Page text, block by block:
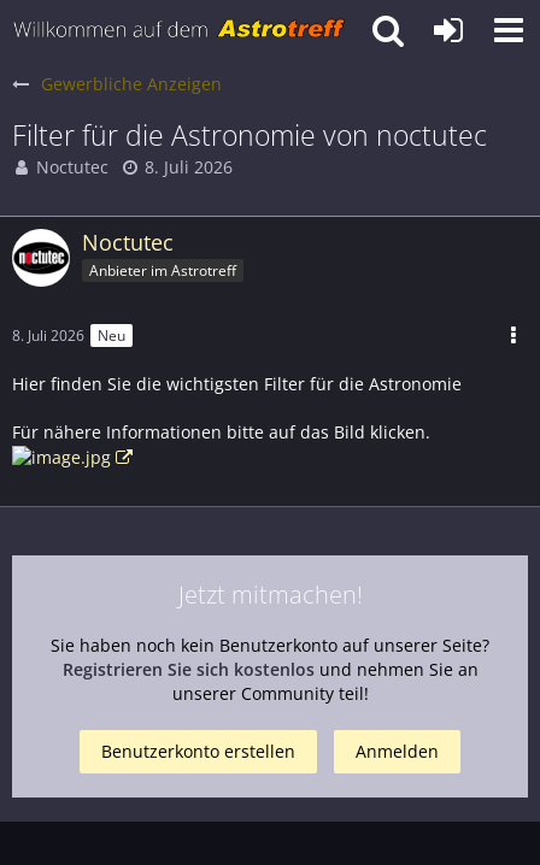
Gewerbliche Anzeigen
Filter für die Astronomie von noctutec
Noctutec 8. Juli 2026
Noctutec
Anbieter im Astrotreff
8. Juli 2026 Neu
Hier finden Sie die wichtigsten Filter für die Astronomie
Für nähere Informationen bitte auf das Bild klicken.
Jetzt mitmachen!
Sie haben noch kein Benutzerkonto auf unserer Seite?
Registrieren Sie sich kostenlosund nehmen Sie an
unserer Community teil!
Benutzerkonto erstellen Anmelden